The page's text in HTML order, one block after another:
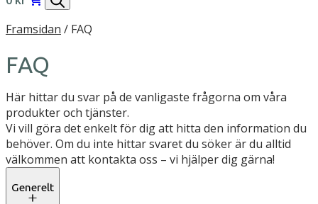
Framsidan / FAQ
FAQ
Här hittar du svar på de vanligaste frågorna om våra
produkter och tjänster.
Vi vill göra det enkelt för dig att hitta den information du
behöver. Om du inte hittar svaret du söker är du alltid
välkommen att kontakta oss – vi hjälper dig gärna!
Generelt